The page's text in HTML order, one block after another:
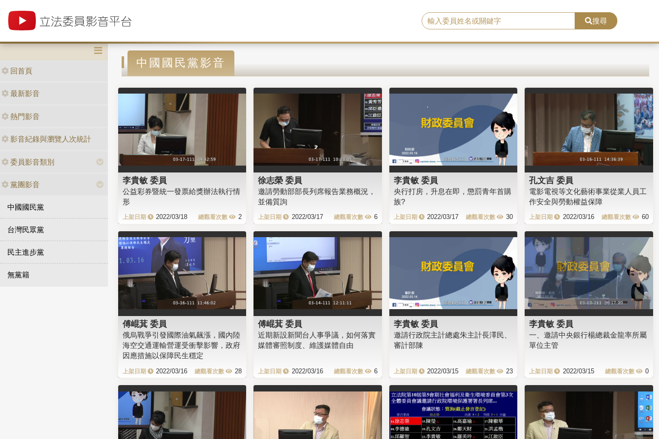
搜尋
回首頁
最新影音
熱門影音
影音紀錄與瀏覽人次統計
委員影音類別
黨團影音
中國國民黨
台灣民眾黨
民主進步黨
無黨籍
中國國民黨影音
李貴敏 委員
公益彩券暨統一發票給獎辦法執行情
形
2022/03/18 2
徐志榮 委員
邀請勞動部部長列席報告業務概況，
並備質詢
2022/03/17 6
李貴敏 委員
央行打房，升息在即，懲罰青年首購
族?
2022/03/17 30
孔文吉 委員
電影電視等文化藝術事業從業人員工
作安全與勞動權益保障
2022/03/16 60
傅崐萁 委員
俄烏戰爭引發國際油氣飆漲，國內陸
海空交通運輸營運受衝擊影響，政府
因應措施以保障民生穩定
2022/03/16 28
傅崐萁 委員
近期新設新聞台人事爭議，如何落實
媒體審照制度、維護媒體自由
2022/03/16 6
李貴敏 委員
邀請行政院主計總處朱主計長澤民、
審計部陳
2022/03/15 23
李貴敏 委員
一、邀請中央銀行楊總裁金龍率所屬
單位主管
2022/03/15 0